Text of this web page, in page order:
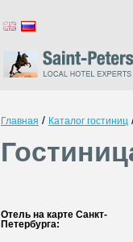
Главная / Каталог гостиниц
Отель на карте Санкт-
Петербурга: